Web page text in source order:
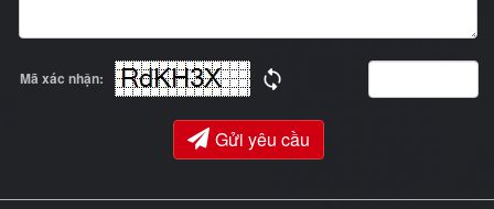
Mã xác nhận:
Gửi yêu cầu